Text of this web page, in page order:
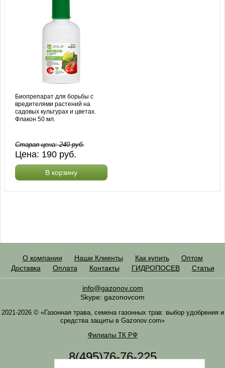
Биопрепарат для борьбы с
вредителями растений на
садовых культурах и цветах.
Флакон 50 мл.
Старая цена:240руб.
Цена: 190 руб.
В корзину
О компании Наши Клиенты Как купить
Оптом
Доставка
Оплата Контакты ГИДРОПОСЕВ Статьи
info@gazonov.com
Skype: gazonovcom
2021-2026 © «Газонная трава, семена газонных трав: выбор удобрения и
средства защиты в Gazonov.com»
Филиалы ТК РФ
8(495)76-76-225